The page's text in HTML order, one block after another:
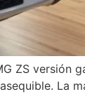
ZS versión
La